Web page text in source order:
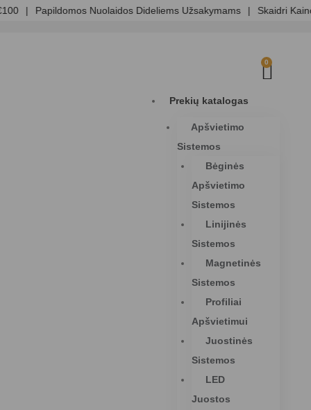
Papildomos Nuolaidos Dideliems Užsakymams | Skaidri Kainodara
0
Prekių katalogas
Apšvietimo
Sistemos
Bėginės
Apšvietimo
Sistemos
Linijinės
Sistemos
Magnetinės
Sistemos
Profiliai
Apšvietimui
Juostinės
Sistemos
LED
Juostos